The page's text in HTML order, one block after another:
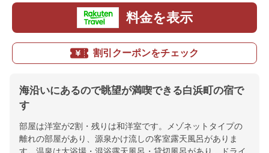
料金を表示
割引クーポンをチェック
海沿いにあるので眺望が満喫できる白浜町の宿で
す
部屋は洋室が2割・残りは和洋室です。メゾネットタイプの
離れの部屋があり、源泉かけ流しの客室露天風呂がありま